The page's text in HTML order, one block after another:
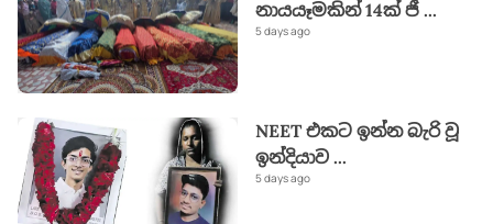
නායයෑමකින් 14ක් ජී ...
5 days ago
NEET එකට ඉන්න බැරි වූ
ඉන්දියාව ...
5 days ago